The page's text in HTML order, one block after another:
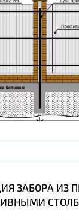
ЗАБОРА ИЗ